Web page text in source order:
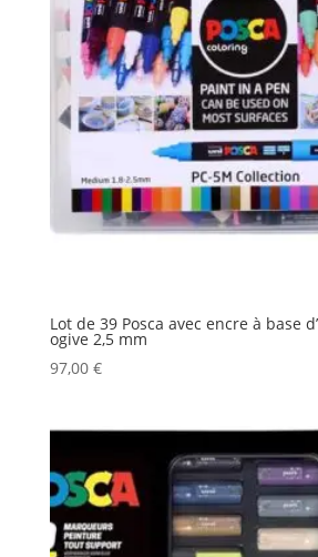
Lot de 39 Posca avec encre à base
ogive 2,5 mm
97,00 €